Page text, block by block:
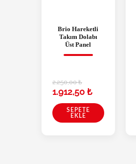
Brio Hareketli
Takım Dolabı
Üst Panel
2.250,00₺
1.912,50 ₺
SEPETE
EKLE